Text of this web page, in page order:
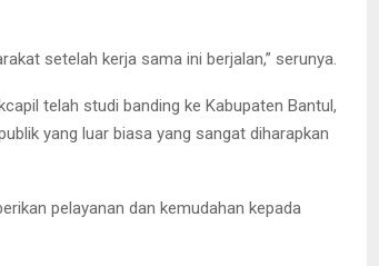
setelah kerja sama ini berjalan,” serunya.
telah studi banding ke Kabupaten Bantul,
yang luar biasa yang sangat diharapkan
pelayanan dan kemudahan kepada